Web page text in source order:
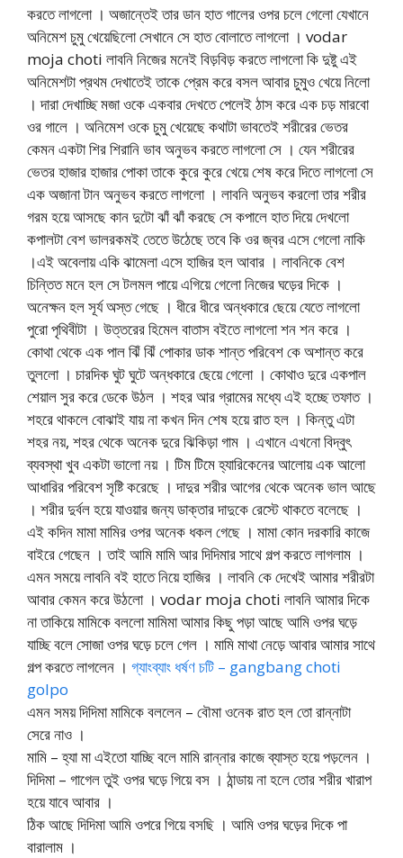
করতে লাগলো । অজান্তেই তার ডান হাত গালের ওপর চলে গেলো যেখানে
অনিমেশ চুমু খেয়েছিলো সেখানে সে হাত বোলাতে লাগলো । vodar
moja choti লাবনি নিজের মনেই বিড়বিড় করতে লাগলো কি দুষ্টু এই
অনিমেশটা প্রথম দেখাতেই তাকে প্রেম করে বসল আবার চুমুও খেয়ে নিলো
। দারা দেখাচ্ছি মজা ওকে একবার দেখতে পেলেই ঠাস করে এক চড় মারবো
ওর গালে । অনিমেশ ওকে চুমু খেয়েছে কথাটা ভাবতেই শরীরের ভেতর
কেমন একটা শির শিরানি ভাব অনুভব করতে লাগলো সে । যেন শরীরের
ভেতর হাজার হাজার পোকা তাকে কুরে কুরে খেয়ে শেষ করে দিতে লাগলো সে
এক অজানা টান অনুভব করতে লাগলো । লাবনি অনুভব করলো তার শরীর
গরম হয়ে আসছে কান দুটো ঝাঁ ঝাঁ করছে সে কপালে হাত দিয়ে দেখলো
কপালটা বেশ ভালরকমই তেতে উঠেছে তবে কি ওর জ্বর এসে গেলো নাকি
।এই অবেলায় একি ঝামেলা এসে হাজির হল আবার । লাবনিকে বেশ
চিন্তিত মনে হল সে টলমল পায়ে এগিয়ে গেলো নিজের ঘড়ের দিকে ।
অনেক্ষন হল সূর্য অস্ত গেছে । ধীরে ধীরে অন্ধকারে ছেয়ে যেতে লাগলো
পুরো পৃথিবীটা । উত্তরের হিমেল বাতাস বইতে লাগলো শন শন করে ।
কোথা থেকে এক পাল ঝিঁ ঝিঁ পোকার ডাক শান্ত পরিবেশ কে অশান্ত করে
তুললো । চারদিক ঘুট ঘুটে অন্ধকারে ছেয়ে গেলো । কোথাও দুরে একপাল
শেয়াল সুর করে ডেকে উঠল । শহর আর গ্রামের মধ্যে এই হচ্ছে তফাত ।
শহরে থাকলে বোঝাই যায় না কখন দিন শেষ হয়ে রাত হল । কিন্তু এটা
শহর নয়, শহর থেকে অনেক দুরে ঝিকিড়া গাম । এখানে এখনো বিদ্বুৎ
ব্যবস্থা খুব একটা ভালো নয় । টিম টিমে হ্যারিকেনের আলোয় এক আলো
আধারির পরিবেশ সৃষ্টি করেছে । দাদুর শরীর আগের থেকে অনেক ভাল আছে
। শরীর দুর্বল হয়ে যাওয়ার জন্য ডাক্তার দাদুকে রেস্টে থাকতে বলেছে ।
এই কদিন মামা মামির ওপর অনেক ধকল গেছে । মামা কোন দরকারি কাজে
বাইরে গেছেন । তাই আমি মামি আর দিদিমার সাথে গল্প করতে লাগলাম ।
এমন সময়ে লাবনি বই হাতে নিয়ে হাজির । লাবনি কে দেখেই আমার শরীরটা
আবার কেমন করে উঠলো । vodar moja choti লাবনি আমার দিকে
না তাকিয়ে মামিকে বললো মামিমা আমার কিছু পড়া আছে আমি ওপর ঘড়ে
যাচ্ছি বলে সোজা ওপর ঘড়ে চলে গেল । মামি মাথা নেড়ে আবার আমার সাথে
গল্প করতে লাগলেন । গ্যাংব্যাং ধর্ষণ চটি – gangbang choti
golpo
এমন সময় দিদিমা মামিকে বললেন – বৌমা ওনেক রাত হল তো রান্নাটা
সেরে নাও ।
মামি – হ্যা মা এইতো যাচ্ছি বলে মামি রান্নার কাজে ব্যাস্ত হয়ে পড়লেন ।
দিদিমা – গাগেল তুই ওপর ঘড়ে গিয়ে বস । ঠান্ডায় না হলে তোর শরীর খারাপ
হয়ে যাবে আবার ।
ঠিক আছে দিদিমা আমি ওপরে গিয়ে বসছি । আমি ওপর ঘড়ের দিকে পা
বারালাম ।